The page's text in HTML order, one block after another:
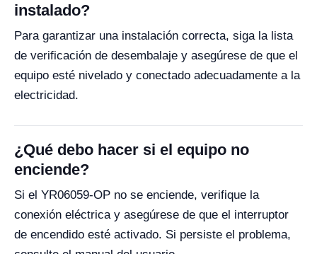
instalado?
Para garantizar una instalación correcta, siga la lista
de verificación de desembalaje y asegúrese de que el
equipo esté nivelado y conectado adecuadamente a la
electricidad.
¿Qué debo hacer si el equipo no
enciende?
Si el YR06059-OP no se enciende, verifique la
conexión eléctrica y asegúrese de que el interruptor
de encendido esté activado. Si persiste el problema,